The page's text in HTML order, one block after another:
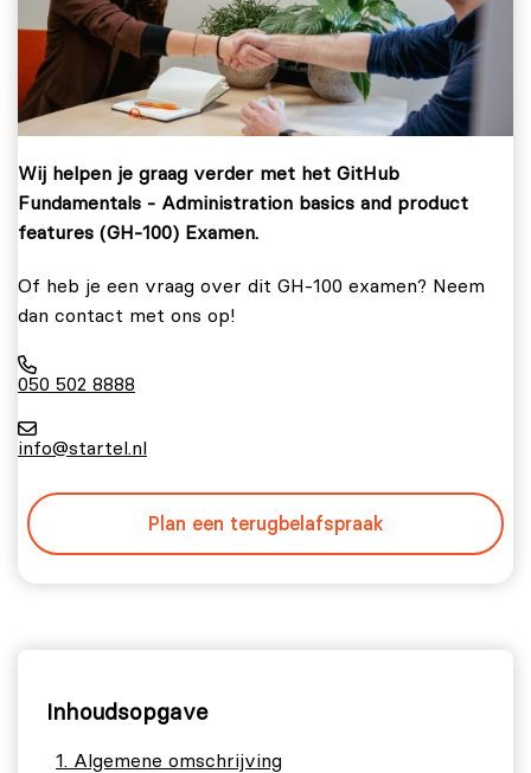
Wij helpen je graag verder met het GitHub
Fundamentals - Administration basics and product
features (GH-100) Examen.
Of heb je een vraag over dit GH-100 examen? Neem
dan contact met ons op!
050 502 8888
info@startel.nl
Plan een terugbelafspraak
Inhoudsopgave
Algemene omschrijving